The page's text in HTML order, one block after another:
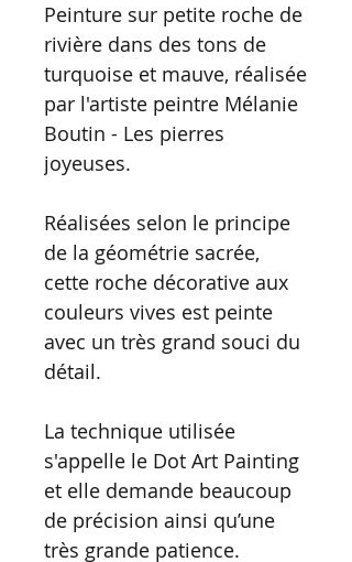
Peinture sur petite roche de
rivière dans des tons de
turquoise et mauve, réalisée
par l'artiste peintre Mélanie
Boutin - Les pierres
joyeuses.
Réalisées selon le principe
de la géométrie sacrée,
cette roche décorative aux
couleurs vives est peinte
avec un très grand souci du
détail.
La technique utilisée
s'appelle le Dot Art Painting
et elle demande beaucoup
de précision ainsi qu’une
très grande patience.